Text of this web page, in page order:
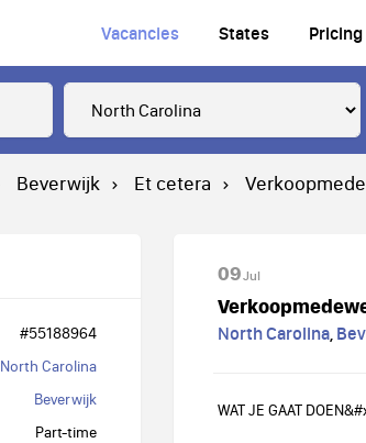
Vacancies States Pricing
Beverwijk Et cetera
#55188964
North Carolina
Beverwijk
Part-time
09Jul
North Carolina,
WAT JE GAAT